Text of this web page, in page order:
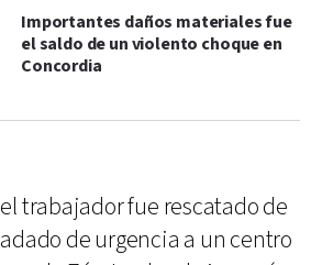
Importantes daños materiales fue
el saldo de un violento choque en
Concordia
trabajador fue rescatado de
de urgencia a un centro